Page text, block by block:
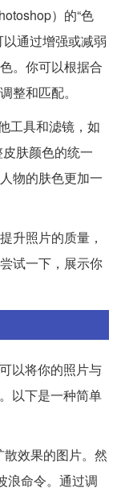
）的“色
通过增强或减弱
。你可以根据合
整和匹配。
工具和滤镜，如
肤颜色的统一
物的肤色更加一
升照片的质量，
试一下，展示你
以将你的照片与
以下是一种简单
效果的图片。然
浪命令。通过调